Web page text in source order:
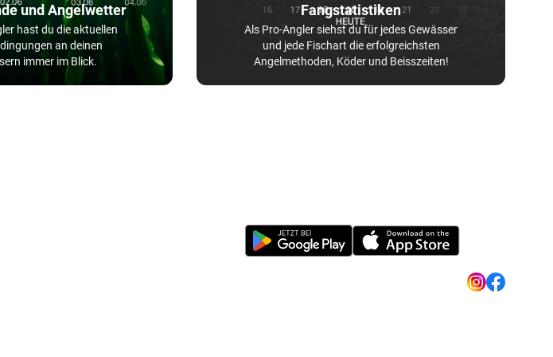
und Angelwetter
hast du die aktuellen
an deinen
immer im Blick.
Fangstatistiken
Als Pro-Angler siehst du für jedes Gewässer
und jede Fischart die erfolgreichsten
Angelmethoden, Köder und Beisszeiten!